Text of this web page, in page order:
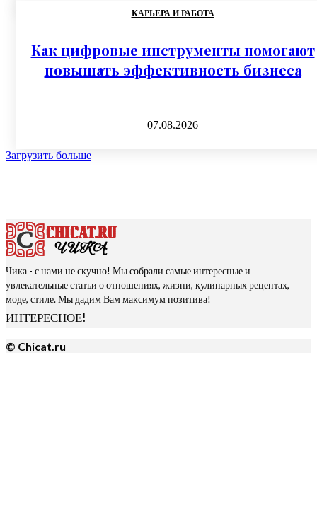
КАРЬЕРА И РАБОТА
Как цифровые инструменты помогают
повышать эффективность бизнеса
07.08.2026
Загрузить больше
Чика - с нами не скучно! Мы собрали самые интересные и
увлекательные статьи о отношениях, жизни, кулинарных рецептах,
моде, стиле. Мы дадим Вам максимум позитива!
ИНТЕРЕСНОЕ!
© Chicat.ru